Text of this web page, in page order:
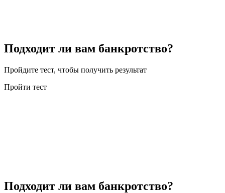
Подходит ли вам банкротство?
Пройдите тест, чтобы получить результат
Пройти тест
Подходит ли вам банкротство?